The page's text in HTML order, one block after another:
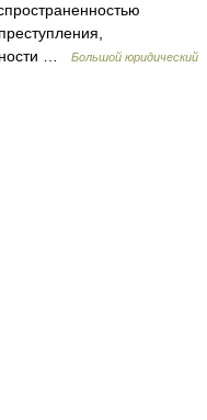
…
Большой юридический